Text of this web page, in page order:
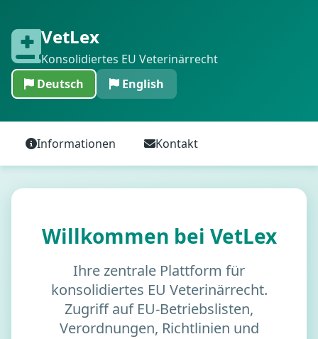
VetLex
Konsolidiertes EU Veterinärrecht
Deutsch
English
Informationen Kontakt
Willkommen bei VetLex
Ihre zentrale Plattform für
konsolidiertes EU Veterinärrecht.
Zugriff auf EU-Betriebslisten,
Verordnungen, Richtlinien und